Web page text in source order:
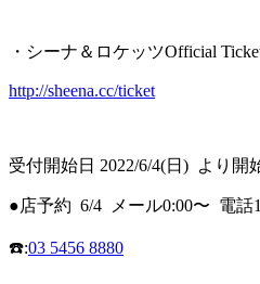
・シーナ＆ロケッツOfficial
http://sheena.cc/ticket
受付開始日 2022/6/4(日) より開
●店予約 6/4 メール0:00〜 電話
☎️:03 5456 8880